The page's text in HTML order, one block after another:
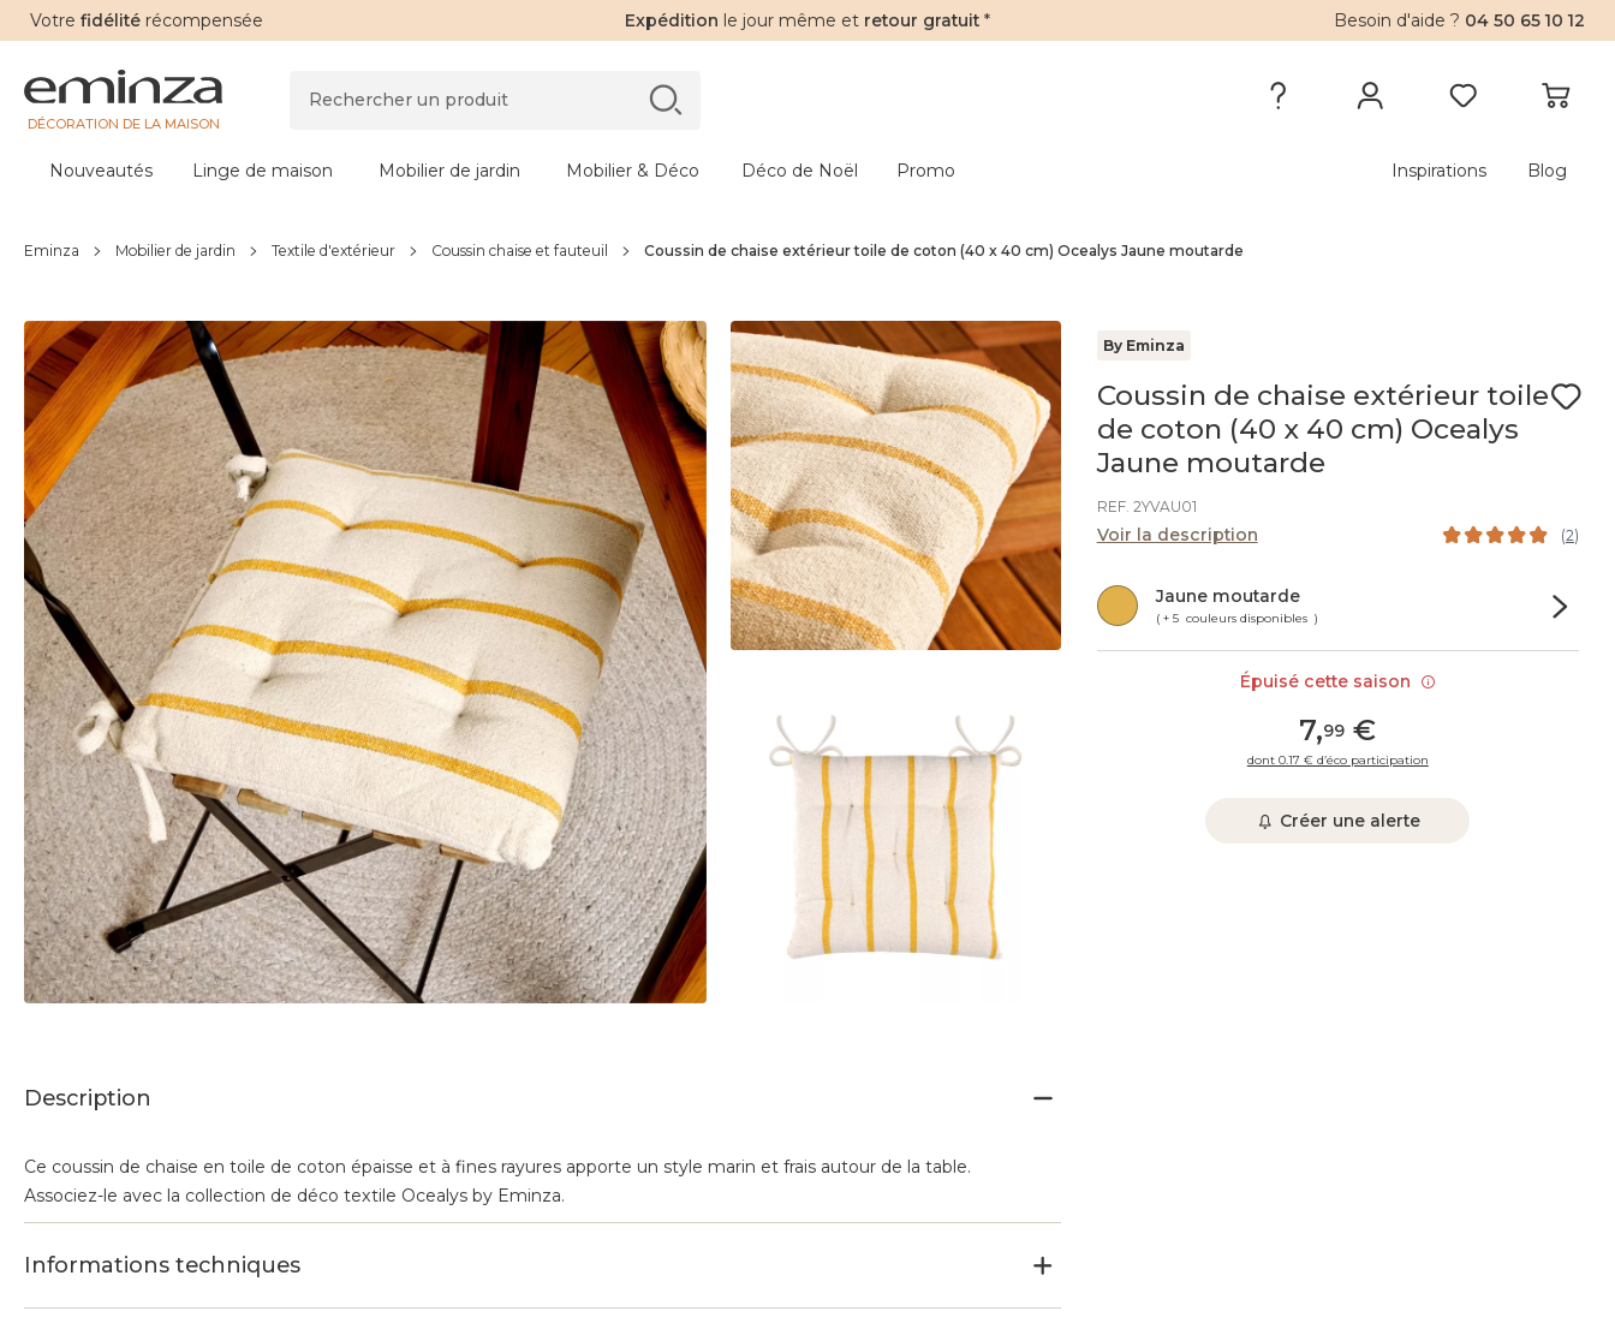
Votre fidélité récompensée Expédition le jour même et retour gratuit * Besoin d'aide ? 04 50 65 10 12
DÉCORATION DE LA MAISON
Nouveautés Linge de maison Mobilier de jardin Mobilier & Déco Déco de Noël Promo Inspirations Blog
Eminza Mobilier de jardin Textile d'extérieur Coussin chaise et fauteuil Coussin de chaise extérieur toile de coton (40 x 40 cm) Ocealys Jaune moutarde
By Eminza
Coussin de chaise extérieur toile
de coton (40 x 40 cm) Ocealys
Jaune moutarde
REF. 2YVAU01
Voir la description (2)
Jaune moutarde
( + 5 couleurs disponibles )
7,99 €
dont 0.17 € d’éco participation
Créer une alerte
Description
Ce coussin de chaise en toile de coton épaisse et à fines rayures apporte un style marin et frais autour de la table.
Associez-le avec la collection de déco textile Ocealys by Eminza.
Informations techniques